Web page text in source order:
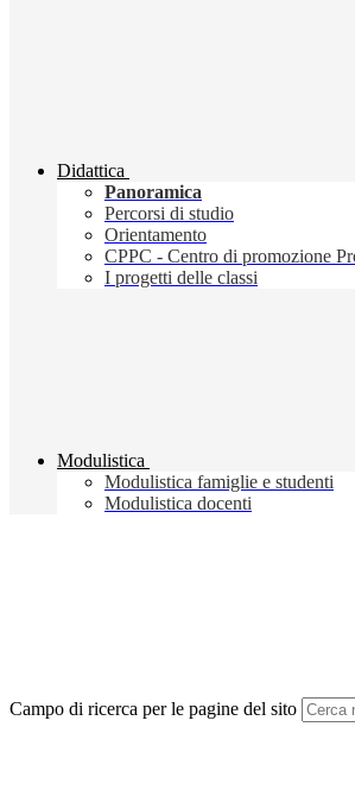
Didattica
Panoramica
Percorsi di studio
Orientamento
CPPC - Centro di promozione
I progetti delle classi
Modulistica
Modulistica famiglie e studenti
Modulistica docenti
Campo di ricerca per le pagine del sito